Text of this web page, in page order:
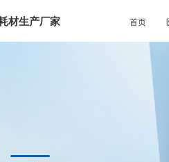
材生产厂家 首页